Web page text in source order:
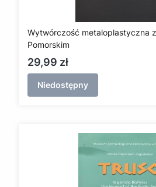
Wytwórczość metaloplastyczna
Pomorskim
Cena
29,99 zł
Niedostępny